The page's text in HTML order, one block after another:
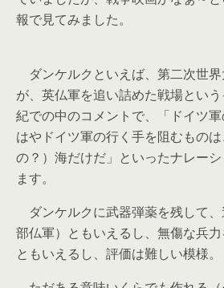
報で見てみました。
ダンケルクといえば、第二次世
が、英仏軍を追い詰めた戦場とい
紀での中のコメントで、「ドイツ
はやドイツ軍の行く手を阻むもの
の？）海だけだ」といったナレー
ます。
ダンケルクに武器弾薬を残して
部仏軍）ともいえるし、無傷な兵
ともいえるし、評価は難しい模様。